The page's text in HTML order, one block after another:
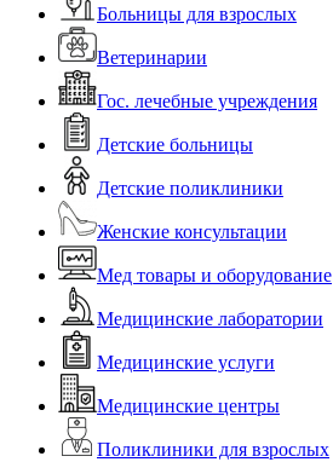
Больницы для взрослых
Ветеринарии
Гос. лечебные учреждения
Детские больницы
Детские поликлиники
Женские консультации
Мед товары и оборудование
Медицинские лаборатории
Медицинские услуги
Медицинские центры
Поликлиники для взрослых